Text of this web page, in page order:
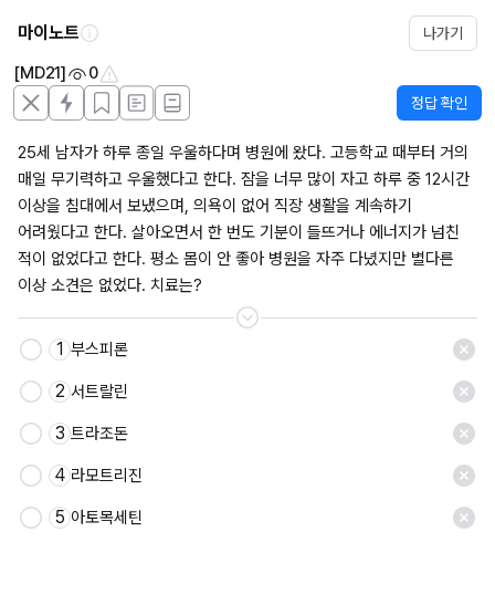
마이노트 나가기
[MD21] 0
정답 확인
25세 남자가 하루 종일 우울하다며 병원에 왔다. 고등학교 때부터 거의
매일 무기력하고 우울했다고 한다. 잠을 너무 많이 자고 하루 중 12시간
이상을 침대에서 보냈으며, 의욕이 없어 직장 생활을 계속하기
어려웠다고 한다. 살아오면서 한 번도 기분이 들뜨거나 에너지가 넘친
적이 없었다고 한다. 평소 몸이 안 좋아 병원을 자주 다녔지만 별다른
이상 소견은 없었다. 치료는?
1 부스피론
2 서트랄린
3 트라조돈
4 라모트리진
5 아토목세틴